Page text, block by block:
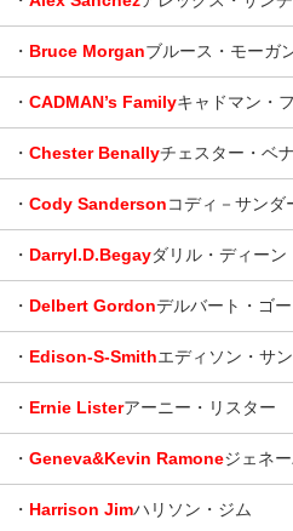
・ Bruce Morganブルース・モーガ
・ CADMAN’s Familyキャドマン・
・ Chester Benallyチェスター・ベ
・ Cody Sandersonコディ－サンダ
・ Darryl.D.Begayダリル・ディーン
・ Delbert Gordonデルバート・ゴ
・ Edison-S-Smithエディソン・サ
・ Ernie Listerアーニー・リスター
・ Geneva&Kevin Ramoneジェネ
・ Harrison Jimハリソン・ジム